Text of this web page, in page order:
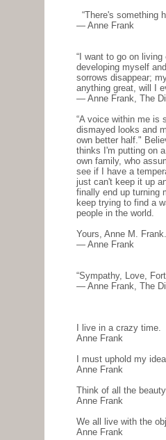
“There's something
― Anne Frank
“I want to go on
developing myself
sorrows disappear;
anything great, will I
― Anne Frank, The
“A voice within me is
dismayed looks and
own better half."
thinks I'm putting on
own family, who
see if I have a
just can't keep it up
finally end up turning
keep trying to find a
people in the world.
Yours, Anne M.
― Anne Frank
“Sympathy, Love,
― Anne Frank, The
I live in a crazy time.
Anne Frank
I must uphold my
Anne Frank
Think of all the
Anne Frank
We all live with the
Anne Frank